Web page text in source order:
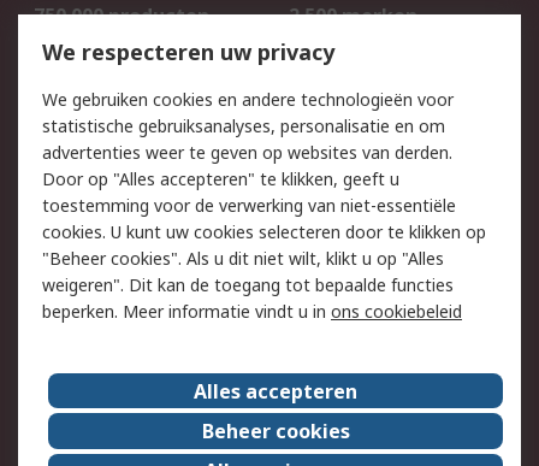
750.000 producten
2.500 merken
Bestellen
Inkoopoplossingen
Track & Trace
Wettelijk
Cookiebeleid
Email veiligheid
Privacybeleid
Websitevoorwaarden
Algemene
verkoopvoorwaarden
Over RS
RS Group
Over ons
RS wereldwijd
Werken bij RS
We respecteren uw privacy
We gebruiken cookies en andere technologieën voor
statistische gebruiksanalyses, personalisatie en om
advertenties weer te geven op websites van derden.
Door op "Alles accepteren" te klikken, geeft u
toestemming voor de verwerking van niet-essentiële
cookies. U kunt uw cookies selecteren door te klikken op
"Beheer cookies". Als u dit niet wilt, klikt u op "Alles
weigeren". Dit kan de toegang tot bepaalde functies
beperken. Meer informatie vindt u in ons cookiebeleid
Alles accepteren
Beheer cookies